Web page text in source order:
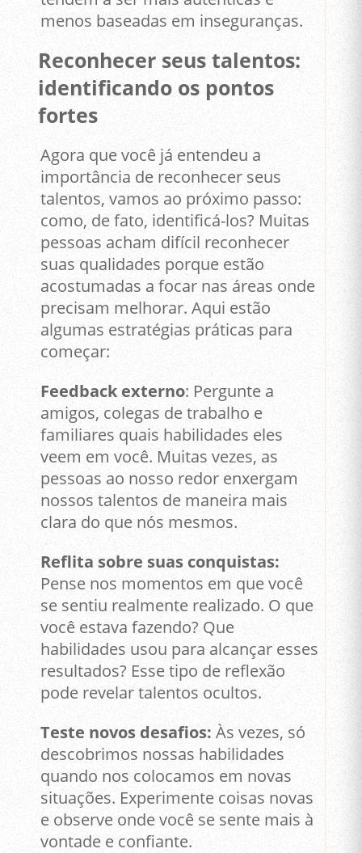
menos baseadas em inseguranças.
Reconhecer seus talentos:
identificando os pontos
fortes
Agora que você já entendeu a
importância de reconhecer seus
talentos, vamos ao próximo passo:
como, de fato, identificá-los? Muitas
pessoas acham difícil reconhecer
suas qualidades porque estão
acostumadas a focar nas áreas onde
precisam melhorar. Aqui estão
algumas estratégias práticas para
começar:
Feedback externo: Pergunte a
amigos, colegas de trabalho e
familiares quais habilidades eles
veem em você. Muitas vezes, as
pessoas ao nosso redor enxergam
nossos talentos de maneira mais
clara do que nós mesmos.
Reflita sobre suas conquistas:
Pense nos momentos em que você
se sentiu realmente realizado. O que
você estava fazendo? Que
habilidades usou para alcançar esses
resultados? Esse tipo de reflexão
pode revelar talentos ocultos.
Teste novos desafios: Às vezes, só
descobrimos nossas habilidades
quando nos colocamos em novas
situações. Experimente coisas novas
e observe onde você se sente mais à
vontade e confiante.